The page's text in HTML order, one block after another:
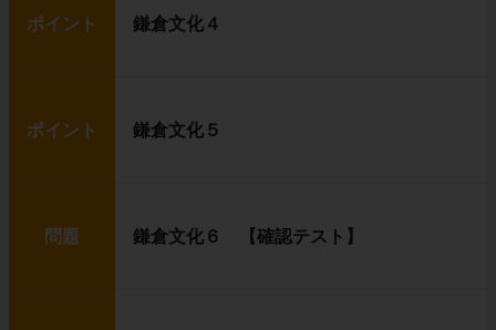
ポイント 鎌倉文化４
ポイント 鎌倉文化５
問題 鎌倉文化６ 【確認テスト】